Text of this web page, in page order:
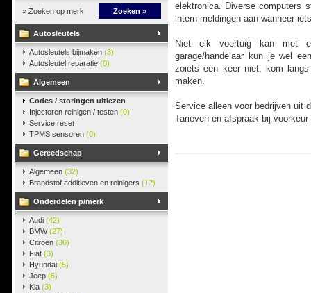
» Zoeken op merk Zoeken »
Autosleutels
Autosleutels bijmaken (3)
Autosleutel reparatie (0)
Algemeen
Codes / storingen uitlezen
Injectoren reinigen / testen (0)
Service reset
TPMS sensoren (0)
Gereedschap
Algemeen (32)
Brandstof additieven en reinigers (12)
Onderdelen p/merk
Audi (42)
BMW(27)
Citroen (36)
Fiat (3)
Hyundai (5)
Jeep (6)
Kia (3)
elektronica. Diverse computers
intern meldingen aan wanneer
Niet elk voertuig kan met
garage/handelaar kun je wel
zoiets een keer niet, kom
maken.
Service alleen voor bedrijven uit
Tarieven en afspraak bij